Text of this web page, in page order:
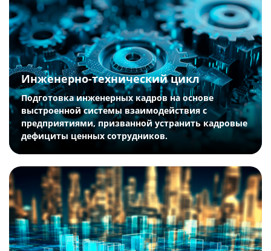
Инженерно-технический цикл
Подготовка инженерных кадров на основе
выстроенной системы взаимодействия с
предприятиями, призванной устранить кадровые
дефициты ценных сотрудников.